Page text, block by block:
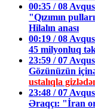
00:35 / 08
"Qızımın
Hilalın anası
00:19 / 08
45 milyonluq
23:59 / 07
Gözünüzün
ustalıqla
23:48 / 07
Əraqçı: "İran